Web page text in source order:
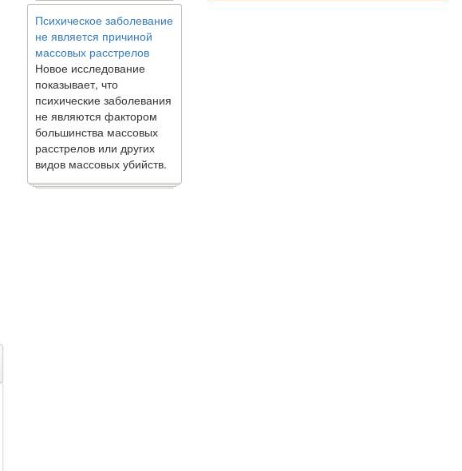
Психическое заболевание
не является причиной
массовых расстрелов
Новое исследование
показывает, что
психические заболевания
не являются фактором
большинства массовых
расстрелов или других
видов массовых убийств.